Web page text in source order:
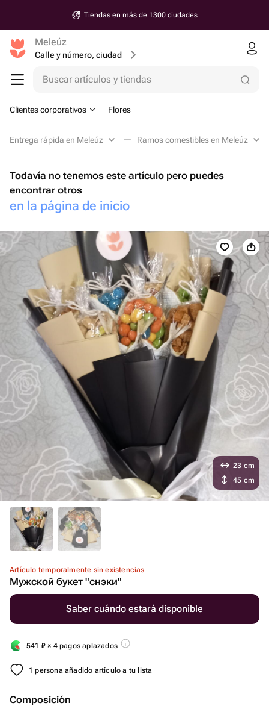
Tiendas en más de 1300 ciudades
Meleúz
Calle y número, ciudad
Buscar artículos y tiendas
Clientes corporativos Flores
Entrega rápida en Meleúz Ramos comestibles en Meleúz
Todavía no tenemos este artículo pero puedes
encontrar otros
en la página de inicio
Artículo temporalmente sin existencias
Мужской букет "снэки"
Saber cuándo estará disponible
541 ₽ × 4 pagos aplazados
1 persona añadido artículo a tu lista
Composición
23 cm
45 cm